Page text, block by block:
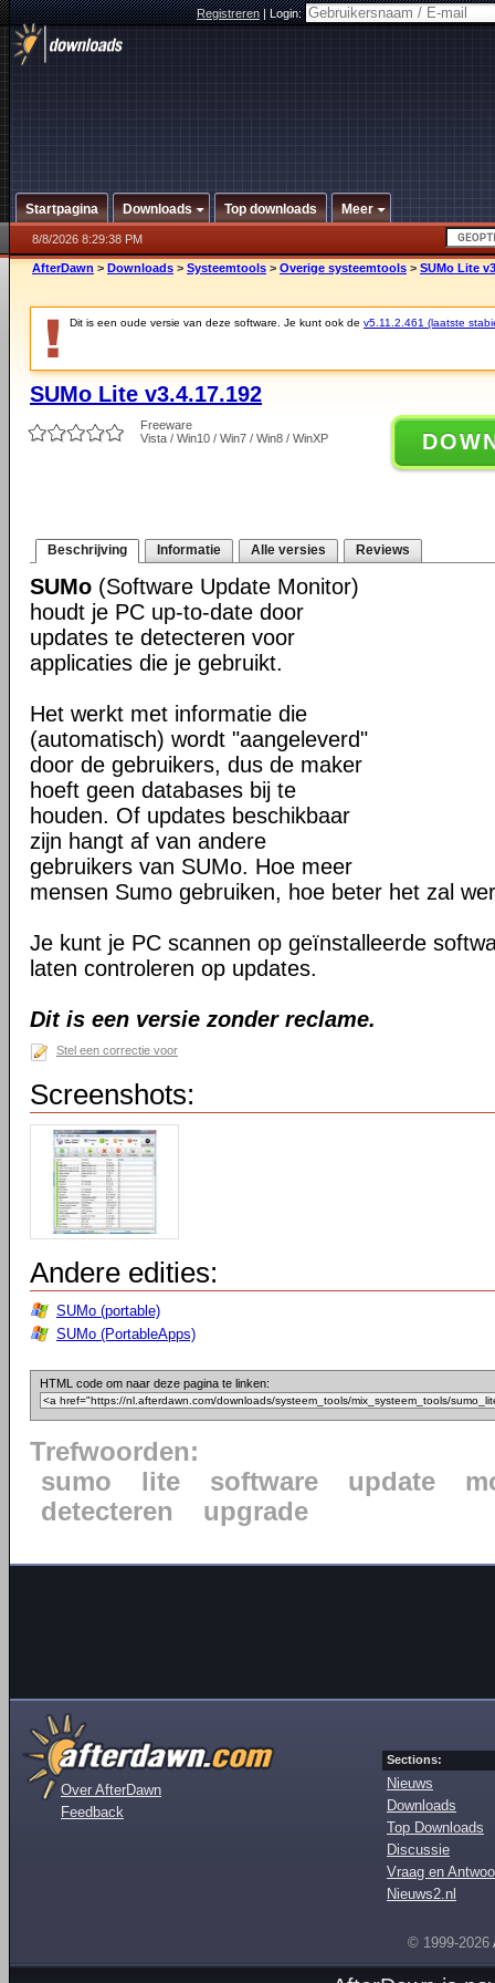
Registreren|Login:
Startpagina Downloads Top downloads Meer
8/8/2026 8:29:38 PM
AfterDawn > Downloads > Systeemtools > Overige systeemtools > SUMo Lite
Dit is een oude versie van deze software. Je kunt ook de v5.11.2.461 (laatste
SUMo Lite v3.4.17.192
Freeware
Vista / Win10 / Win7 / Win8 / WinXP
Beschrijving Informatie Alle versies Reviews
SUMo (Software Update Monitor)
houdt je PC up-to-date door
updates te detecteren voor
applicaties die je gebruikt.
Het werkt met informatie die
(automatisch) wordt "aangeleverd"
door de gebruikers, dus de maker
hoeft geen databases bij te
houden. Of updates beschikbaar
zijn hangt af van andere
gebruikers van SUMo. Hoe meer
mensen Sumo gebruiken, hoe beter het zal
Je kunt je PC scannen op geïnstalleerde
laten controleren op updates.
Dit is een versie zonder reclame.
Stel een correctie voor
Screenshots:
Andere edities:
SUMo (portable)
SUMo (PortableApps)
HTML code om naar deze pagina te linken:
Trefwoorden:
sumo
lite software update
detecteren
upgrade
Over AfterDawn
Feedback
Sections:
Nieuws
Downloads
Top Downloads
Discussie
Vraag en
Nieuws2.nl
© 1999-2026